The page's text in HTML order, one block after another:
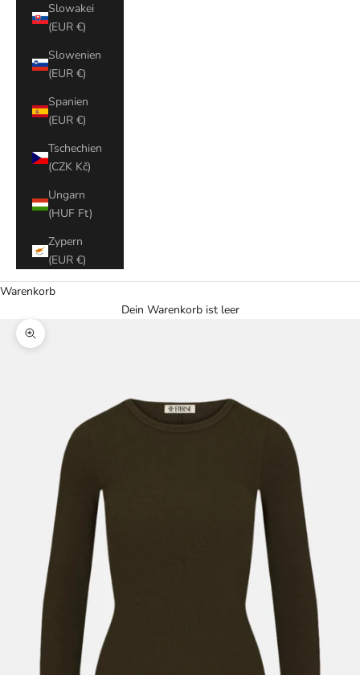
Slowakei
(EUR €)
Slowenien
(EUR €)
Spanien
(EUR €)
Tschechien
(CZK Kč)
Ungarn
(HUF Ft)
Zypern
(EUR €)
Warenkorb
Dein Warenkorb ist leer
Bild vergrößern